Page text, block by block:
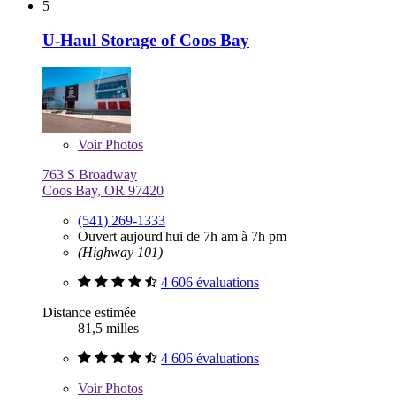
5
U-Haul Storage of Coos Bay
VoirPhotos
763 S Broadway
Coos Bay, OR 97420
(541) 269-1333
Ouvert aujourd'hui de 7h am à 7h pm
(Highway 101)
4 606 évaluations
Distance estimée
81,5 milles
4 606 évaluations
VoirPhotos